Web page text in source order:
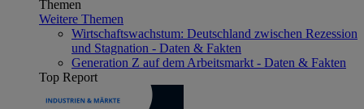
Themen
Weitere Themen
Wirtschaftswachstum: Deutschland zwischen Rezession
und Stagnation - Daten & Fakten
Generation Z auf dem Arbeitsmarkt - Daten & Fakten
Top Report